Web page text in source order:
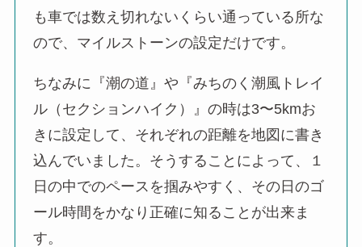
も車では数え切れないくらい通っている所な
ので、マイルストーンの設定だけです。
ちなみに『潮の道』や『みちのく潮風トレイ
ル（セクションハイク）』の時は3〜5kmお
きに設定して、それぞれの距離を地図に書き
込んでいました。そうすることによって、１
日の中でのペースを掴みやすく、その日のゴ
ール時間をかなり正確に知ることが出来ま
す。